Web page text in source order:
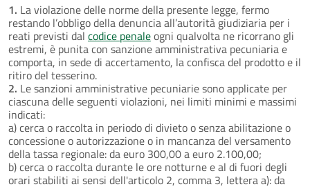
1. La violazione delle norme della presente legge, fermo
restando l’obbligo della denuncia all’autorità giudiziaria per i
reati previsti dal codice penaleogni qualvolta ne ricorrano gli
estremi, è punita con sanzione amministrativa pecuniaria e
comporta, in sede di accertamento, la confisca del prodotto e il
ritiro del tesserino.
2. Le sanzioni amministrative pecuniarie sono applicate per
ciascuna delle seguenti violazioni, nei limiti minimi e massimi
indicati:
a) cerca o raccolta in periodo di divieto o senza abilitazione o
concessione o autorizzazione o in mancanza del versamento
della tassa regionale: da euro 300,00 a euro 2.100,00;
b) cerca o raccolta durante le ore notturne e al di fuori degli
orari stabiliti ai sensi dell'articolo 2, comma 3, lettera a): da